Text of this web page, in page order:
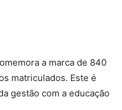
a marca de 840
matriculados. Este é
gestão com a educação